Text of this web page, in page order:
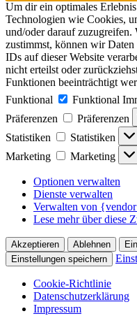
Um dir ein optimales
Technologien wie Cookies,
und/oder darauf zuzugreifen.
zustimmst, können wir
IDs auf dieser Website
nicht erteilst oder
Funktionen beeinträchtigt
Funktional
Funktional
Präferenzen
Präferenzen
Statistiken
Statistiken
Marketing
Marketing
Optionen verwalten
Dienste verwalten
Verwalten von
Lese mehr über diese
Akzeptieren Ablehnen
Einstellungen speichern
Cookie-Richtlinie
Datenschutzerklärung
Impressum